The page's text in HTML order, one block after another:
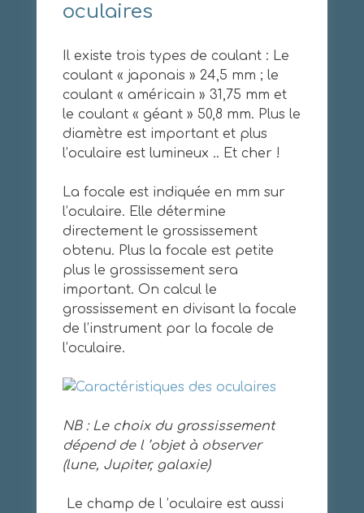
oculaires
Il existe trois types de coulant : Le
coulant « japonais » 24,5 mm ; le
coulant « américain » 31,75 mm et
le coulant « géant » 50,8 mm. Plus le
diamètre est important et plus
l’oculaire est lumineux .. Et cher !
La focale est indiquée en mm sur
l’oculaire. Elle détermine
directement le grossissement
obtenu. Plus la focale est petite
plus le grossissement sera
important. On calcul le
grossissement en divisant la focale
de l’instrument par la focale de
l’oculaire.
NB : Le choix du grossissement
dépend de l ’objet à observer
(lune, Jupiter, galaxie)
Le champ de l ’oculaire est aussi